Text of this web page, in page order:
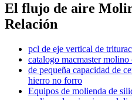
El flujo de aire
Relación
pcl de eje vertical de
catalogo macmaster
de pequeña capacidad de
hierro no forro
Equipos de molienda de